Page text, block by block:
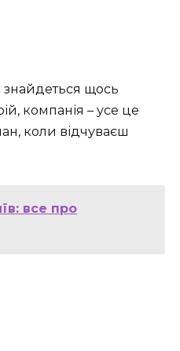
знайдеться щось
компанія – усе це
коли відчуваєш
все про